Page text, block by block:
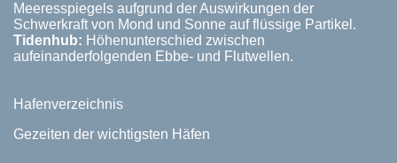
Meeresspiegels aufgrund der Auswirkungen der
Schwerkraft von Mond und Sonne auf flüssige Partikel.
Tidenhub: Höhenunterschied zwischen
aufeinanderfolgenden Ebbe- und Flutwellen.
Hafenverzeichnis
Gezeiten der wichtigsten Häfen